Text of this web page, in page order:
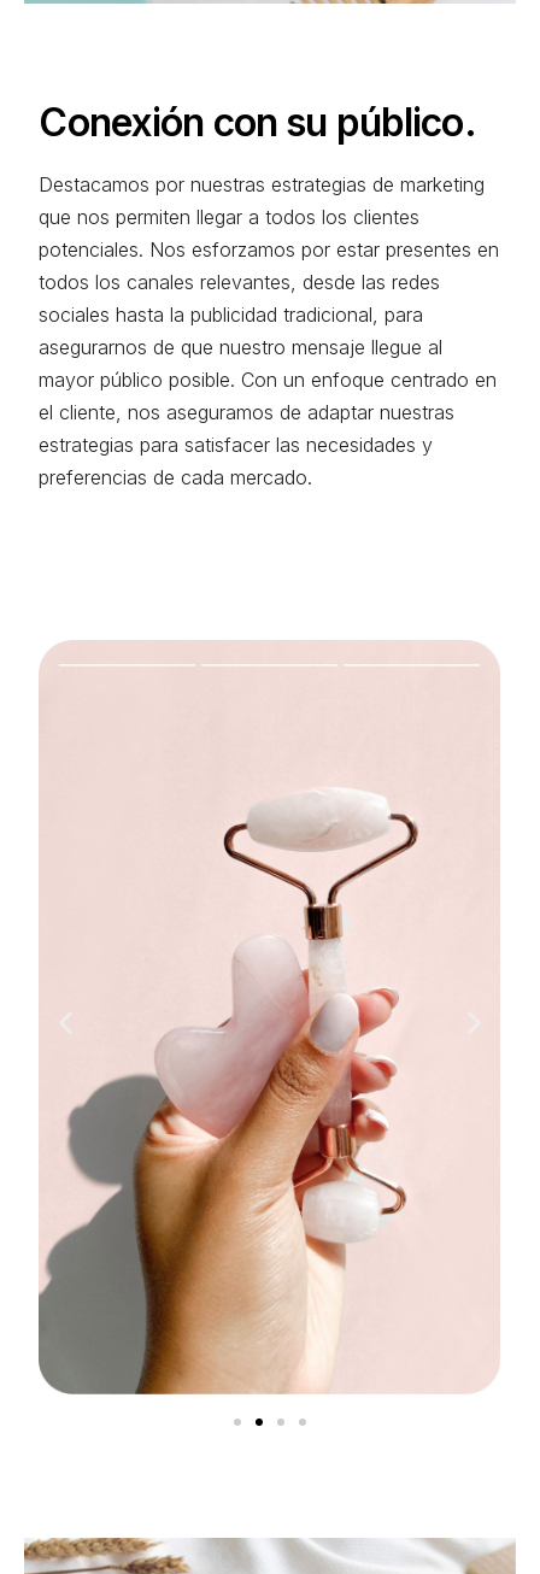
Conexión con su público.
Destacamos por nuestras estrategias de marketing
que nos permiten llegar a todos los clientes
potenciales. Nos esforzamos por estar presentes en
todos los canales relevantes, desde las redes
sociales hasta la publicidad tradicional, para
asegurarnos de que nuestro mensaje llegue al
mayor público posible. Con un enfoque centrado en
el cliente, nos aseguramos de adaptar nuestras
estrategias para satisfacer las necesidades y
preferencias de cada mercado.